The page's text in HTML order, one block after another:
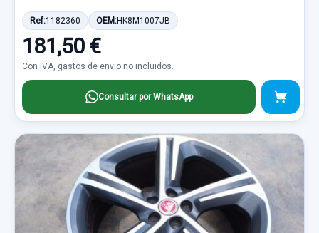
Ref:1182360 OEM:HK8M1007JB
181,50 €
Con IVA, gastos de envio no incluidos.
Consultar por WhatsApp